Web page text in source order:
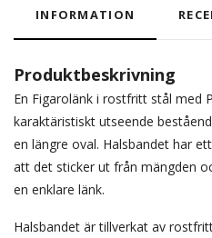
INFORMATION
Produktbeskrivning
En Figarolänk i rostfritt stål med
karaktäristiskt utseende
en längre oval. Halsbandet har
att det sticker ut från mängden
en enklare länk.
Halsbandet är tillverkat av